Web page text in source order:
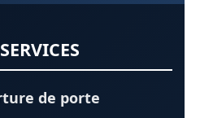
de porte